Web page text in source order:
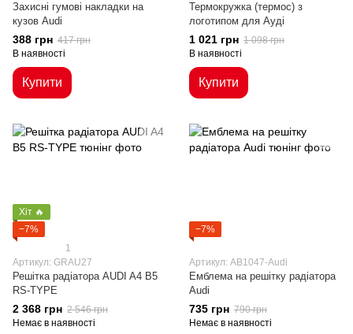
Захисні гумові накладки на
кузов Audi
388 грн 417 грн
В наявності
Купити
Термокружка (термос) з
логотипом для Ауді
1 021 грн 1 098 грн
В наявності
Купити
Хіт 🔥
−7%
1
Артикул: GRAU27
Решітка радіатора AUDI A4 B5
RS-TYPE
2 368 грн 2 546 грн
Немає в наявності
−7%
Артикул: AB1047-Audi
Емблема на решітку радіатора
Audi
735 грн 790 грн
Немає в наявності